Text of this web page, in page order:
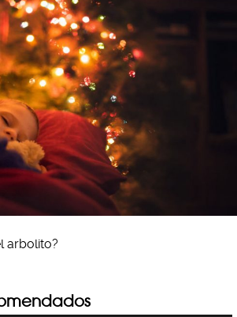
arbolito?